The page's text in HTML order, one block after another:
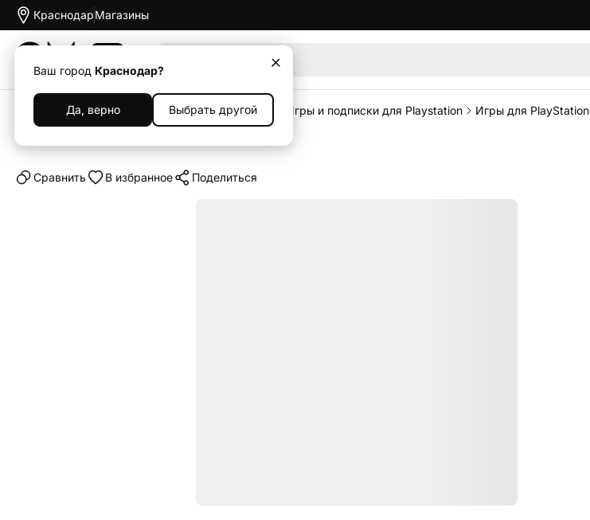
Краснодар
Ваш город Краснодар?
Да, верно Выбрать другой
Магазины
Каталог Гейминг Sony PlayStation Игры и подписки для Playstation Игры для PlayStation
Игра для PS5 Roadcraft
Cравнить В избранное Поделиться